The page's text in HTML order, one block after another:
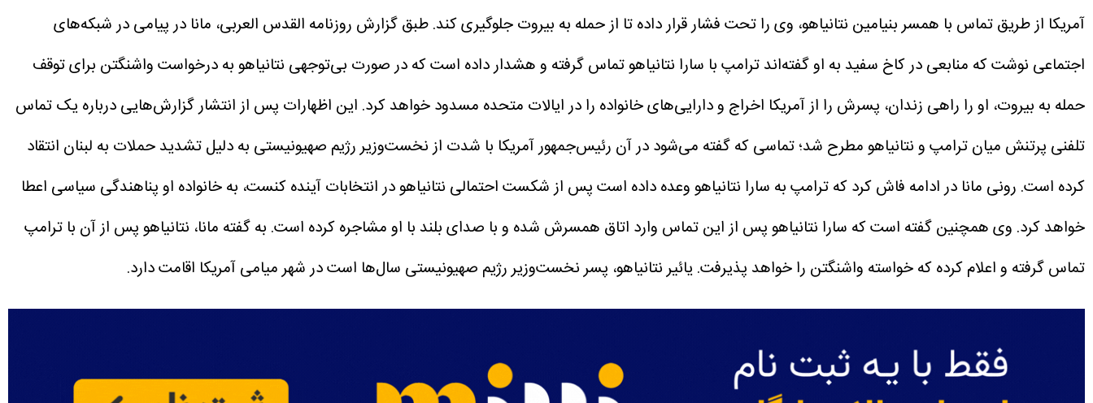
آمریکا از طریق تماس با همسر بنیامین نتانیاهو، وی را تحت فشار قرار داده تا از حمله به بیروت جلوگیری کند.طبق گزارش روزنامه القدس العربی، مانا در پیامی در شبکه‌های
اجتماعی نوشت که منابعی در کاخ سفید به او گفته‌اند ترامپ با سارا نتانیاهو تماس گرفته و هشدار داده است که در صورت بی‌توجهی نتانیاهو به درخواست واشنگتن برای توقف
حمله به بیروت، او را راهی زندان، پسرش را از آمریکا اخراج و دارایی‌های خانواده را در ایالات متحده مسدود خواهد کرد. این اظهارات پس از انتشار گزارش‌هایی درباره یک تماس
تلفنی پرتنش میان ترامپ و نتانیاهو مطرح شد؛ تماسی که گفته می‌شود در آن رئیس‌جمهور آمریکا با شدت از نخست‌وزیر رژیم صهیونیستی به دلیل تشدید حملات به لبنان انتقاد
کرده است. رونی مانا در ادامه فاش کرد که ترامپ به سارا نتانیاهو وعده داده است پس از شکست احتمالی نتانیاهو در انتخابات آینده کنست، به خانواده او پناهندگی سیاسی اعطا
خواهد کرد. وی همچنین گفته است که سارا نتانیاهو پس از این تماس وارد اتاق همسرش شده و با صدای بلند با او مشاجره کرده است. به گفته مانا، نتانیاهو پس از آن با ترامپ
تماس گرفته و اعلام کرده که خواسته واشنگتن را خواهد پذیرفت.یائیر نتانیاهو، پسر نخست‌وزیر رژیم صهیونیستی سال‌ها است در شهر میامی آمریکا اقامت دارد.